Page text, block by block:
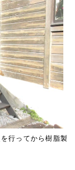
行ってから樹脂製